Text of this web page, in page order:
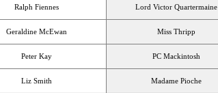
Ralph Fiennes Lord Victor Quartermaine
Geraldine McEwan Miss Thripp
Peter Kay PC Mackintosh
Liz Smith Madame Pioche